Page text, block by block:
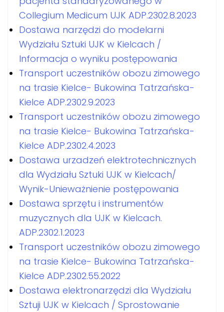
Collegium Medicum UJK ADP.2302.8.2023
Dostawa narzędzi do modelarni
Wydziału Sztuki UJK w Kielcach /
Informacja o wyniku postępowania
Transport uczestników obozu zimowego
na trasie Kielce- Bukowina Tatrzańska-
Kielce ADP.2302.9.2023
Transport uczestników obozu zimowego
na trasie Kielce- Bukowina Tatrzańska-
Kielce ADP.2302.4.2023
Dostawa urzadzeń elektrotechnicznych
dla Wydziału Sztuki UJK w Kielcach/
Wynik-Unieważnienie postępowania
Dostawa sprzętu i instrumentów
muzycznych dla UJK w Kielcach.
ADP.2302.1.2023
Transport uczestników obozu zimowego
na trasie Kielce- Bukowina Tatrzańska-
Kielce ADP.2302.55.2022
Dostawa elektronarzędzi dla Wydziału
Sztuji UJK w Kielcach / Sprostowanie